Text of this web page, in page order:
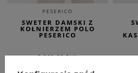
PESERICO
SWETER DAMSKI Z
KOŁNIERZEM POLO
PESERICO
2 089,00 PLN